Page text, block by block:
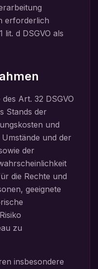
erforderlich
lit. d DSGVO als
Art. 32 DSGVO
Stands der
und
und der
der
die Rechte und
geeignete
zu
insbesondere